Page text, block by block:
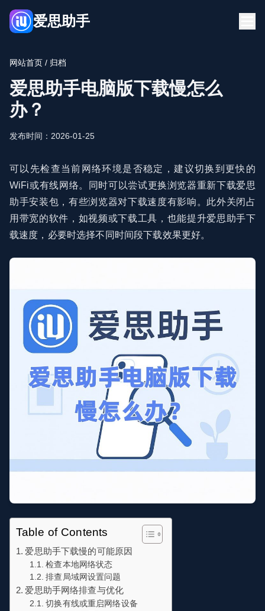
爱思助手
FQA
爱思助手下载
立即下载
网站首页 / 归档
爱思助手电脑版下载慢怎么
办？
发布时间：2026-01-25
可以先检查当前网络环境是否稳定，建议切换到更快的
WiFi或有线网络。同时可以尝试更换浏览器重新下载爱思
助手安装包，有些浏览器对下载速度有影响。此外关闭占
用带宽的软件，如视频或下载工具，也能提升爱思助手下
载速度，必要时选择不同时间段下载效果更好。
Table of Contents
爱思助手下载慢的可能原因
检查本地网络状态
排查局域网设置问题
爱思助手网络排查与优化
切换有线或重启网络设备